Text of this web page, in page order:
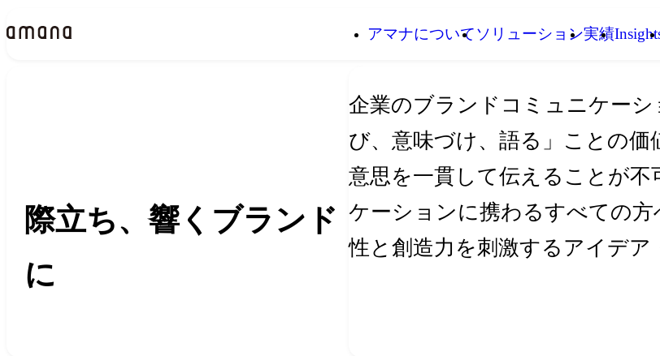
アマナについてソリューション実績
Insights インサイト
際立ち、響くブランド
に
企業のブランドコミュニケー
び、意味づけ、語る」ことの
意思を一貫して伝えることが不
ケーションに携わるすべての
性と創造力を刺激するアイデア